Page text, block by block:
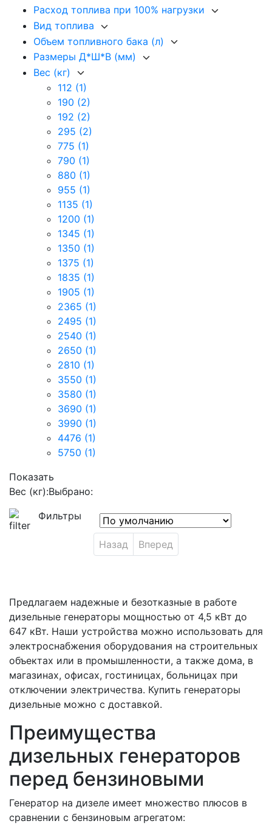
Расход топлива при 100% нагрузки
Вид топлива
Объем топливного бака (л)
Размеры Д*Ш*В (мм)
Вес (кг)
112 (1)
190 (2)
192 (2)
295 (2)
775 (1)
790 (1)
880 (1)
955 (1)
1135 (1)
1200 (1)
1345 (1)
1350 (1)
1375 (1)
1835 (1)
1905 (1)
2365 (1)
2495 (1)
2540 (1)
2650 (1)
2810 (1)
3550 (1)
3580 (1)
3690 (1)
3990 (1)
4476 (1)
5750 (1)
Показать
Вес (кг):Выбрано:
Фильтры
Назад Вперед
Предлагаем надежные и безотказные в работе
дизельные генераторы мощностью от 4,5 кВт до
647 кВт. Наши устройства можно использовать для
электроснабжения оборудования на строительных
объектах или в промышленности, а также дома, в
магазинах, офисах, гостиницах, больницах при
отключении электричества. Купить генераторы
дизельные можно с доставкой.
Преимущества
дизельных генераторов
перед бензиновыми
Генератор на дизеле имеет множество плюсов в
сравнении с бензиновым агрегатом: